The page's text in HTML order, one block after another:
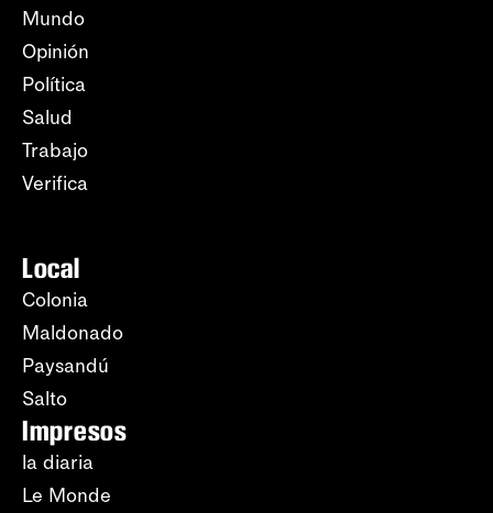
Mundo
Opinión
Política
Salud
Trabajo
Verifica
Local
Colonia
Maldonado
Paysandú
Salto
Impresos
la diaria
Le Monde